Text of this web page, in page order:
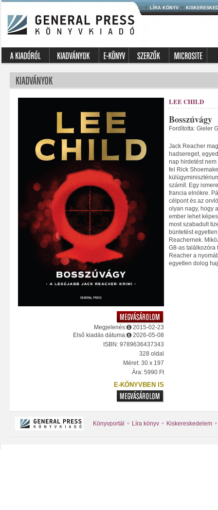
LÍRA KÖNYV
Megjelenés:
2015-02-23
Első kiadás dátuma:
2026-05-08
ISBN: 9789636437343
328 oldal
Méret: 30 x 197
Ára: 5990 Ft
E-KÖNYVBEN IS
LEE CHILD
Bosszúvágy
Fordította: Gieler
Jack Reacher
hadsereget,
nap hirdetést
fel Rick
számít. Egy
francia elnökre.
célpont és az
olyan nagy, hogy
ember lehet
most szabadult
büntetést
Reachernek.
G8-as találkozóra
Reacher a
egyetlen dolog
Könyvportál Líra könyv Kiskereskedelem